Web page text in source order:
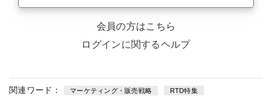
会員の方はこちら
ログインに関するヘルプ
関連ワード： マーケティング・販売戦略 RTD特集